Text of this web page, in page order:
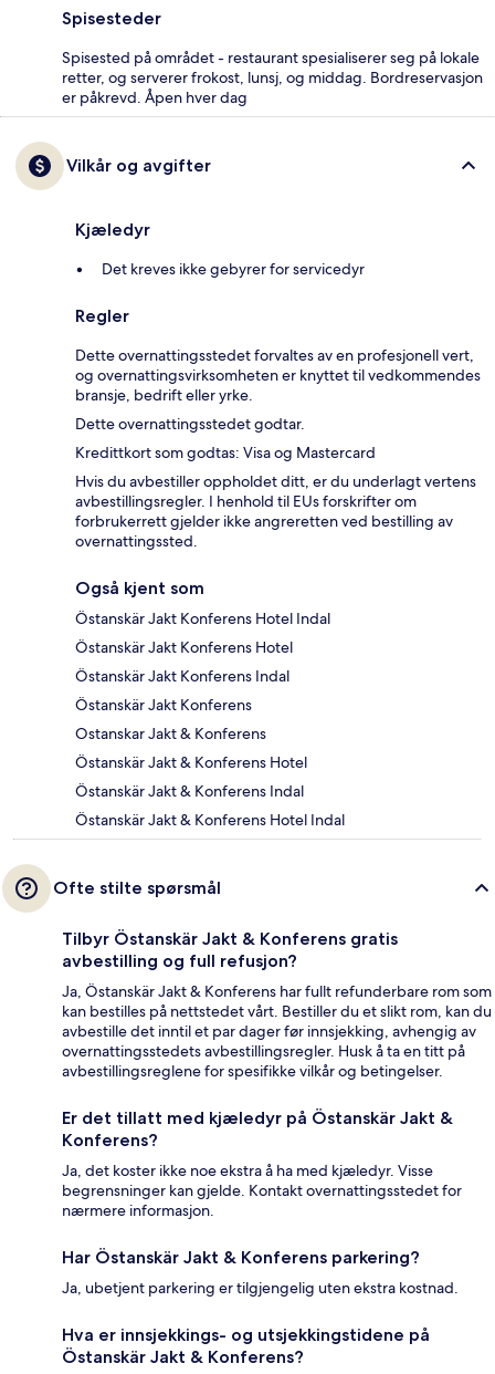
Spisesteder
Spisested på området - restaurant spesialiserer seg på lokale
retter, og serverer frokost, lunsj, og middag. Bordreservasjon
er påkrevd. Åpen hver dag
Vilkår og avgifter
Kjæledyr
Det kreves ikke gebyrer for servicedyr
Regler
Dette overnattingsstedet forvaltes av en profesjonell vert,
og overnattingsvirksomheten er knyttet til vedkommendes
bransje, bedrift eller yrke.
Dette overnattingsstedet godtar.
Kredittkort som godtas: Visa og Mastercard
Hvis du avbestiller oppholdet ditt, er du underlagt vertens
avbestillingsregler. I henhold til EUs forskrifter om
forbrukerrett gjelder ikke angreretten ved bestilling av
overnattingssted.
Også kjent som
Östanskär Jakt Konferens Hotel Indal
Östanskär Jakt Konferens Hotel
Östanskär Jakt Konferens Indal
Östanskär Jakt Konferens
Ostanskar Jakt & Konferens
Östanskär Jakt & Konferens Hotel
Östanskär Jakt & Konferens Indal
Östanskär Jakt & Konferens Hotel Indal
Ofte stilte spørsmål
Tilbyr Östanskär Jakt & Konferens gratis
avbestilling og full refusjon?
Ja, Östanskär Jakt & Konferens har fullt refunderbare rom som
kan bestilles på nettstedet vårt. Bestiller du et slikt rom, kan du
avbestille det inntil et par dager før innsjekking, avhengig av
overnattingsstedets avbestillingsregler. Husk å ta en titt på
avbestillingsreglene for spesifikke vilkår og betingelser.
Er det tillatt med kjæledyr på Östanskär Jakt &
Konferens?
Ja, det koster ikke noe ekstra å ha med kjæledyr. Visse
begrensninger kan gjelde. Kontakt overnattingsstedet for
nærmere informasjon.
Har Östanskär Jakt & Konferens parkering?
Ja, ubetjent parkering er tilgjengelig uten ekstra kostnad.
Hva er innsjekkings- og utsjekkingstidene på
Östanskär Jakt & Konferens?